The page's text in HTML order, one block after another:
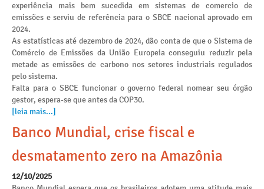
experiência mais bem sucedida em sistemas de comercio de
emissões e serviu de referência para o SBCE nacional aprovado em
2024.
As estatísticas até dezembro de 2024, dão conta de que o Sistema de
Comércio de Emissões da União Europeia conseguiu reduzir pela
metade as emissões de carbono nos setores industriais regulados
pelo sistema.
Falta para o SBCE funcionar o governo federal nomear seu órgão
gestor, espera-se que antes da COP30.
[leia mais...]
Banco Mundial, crise fiscal e
desmatamento zero na Amazônia
12/10/2025